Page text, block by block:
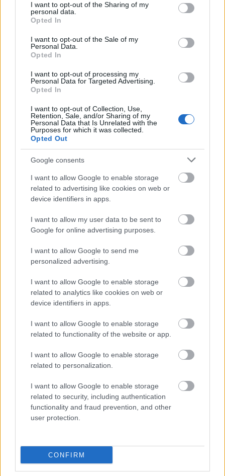
not limited to your visit or usage behaviour. You may click to
grant or deny consent to Google and its third-party tags to
use your data for below specified purposes in below Google
consent section.
I want to opt-out of the Sharing of my
personal data.
Opted In
I want to opt-out of the Sale of my
Personal Data.
Opted In
I want to opt-out of processing my
Personal Data for Targeted Advertising.
Opted In
I want to opt-out of Collection, Use,
Retention, Sale, and/or Sharing of my
Personal Data that Is Unrelated with the
Purposes for which it was collected.
Opted Out
Google consents
I want to allow Google to enable storage
related to advertising like cookies on web or
device identifiers in apps.
I want to allow my user data to be sent to
Google for online advertising purposes.
I want to allow Google to send me
personalized advertising.
I want to allow Google to enable storage
related to analytics like cookies on web or
device identifiers in apps.
I want to allow Google to enable storage
related to functionality of the website or app.
I want to allow Google to enable storage
related to personalization.
I want to allow Google to enable storage
related to security, including authentication
functionality and fraud prevention, and other
user protection.
CONFIRM
Várady Szabolcs emlékezései versben
Könyvajánló - Várady Szabolcs: De ​mennyire
2019. június 24.
"A De mennyire összegzéskötet, benne
megcsillannak a Várady-líra jellegzetes erényei:
irónia, intellektualitás, intonálás, és kiegészül
egyfajta hűvös szenvedélyességgel, elegáns és
és József Attila-díjas költő,…
Történések
Könyvajánló - Rakovszky Zsuzsa: Történések
Rakovszky Zsuzsa Történések című kötete a 2018-as
Ünnepi Könyvhétre jelent meg a Magvető Kiadó